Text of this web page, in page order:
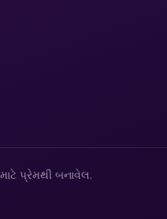
પ્રેમથી બનાવેલ.